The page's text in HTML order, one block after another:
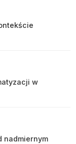
w
nadmiernym